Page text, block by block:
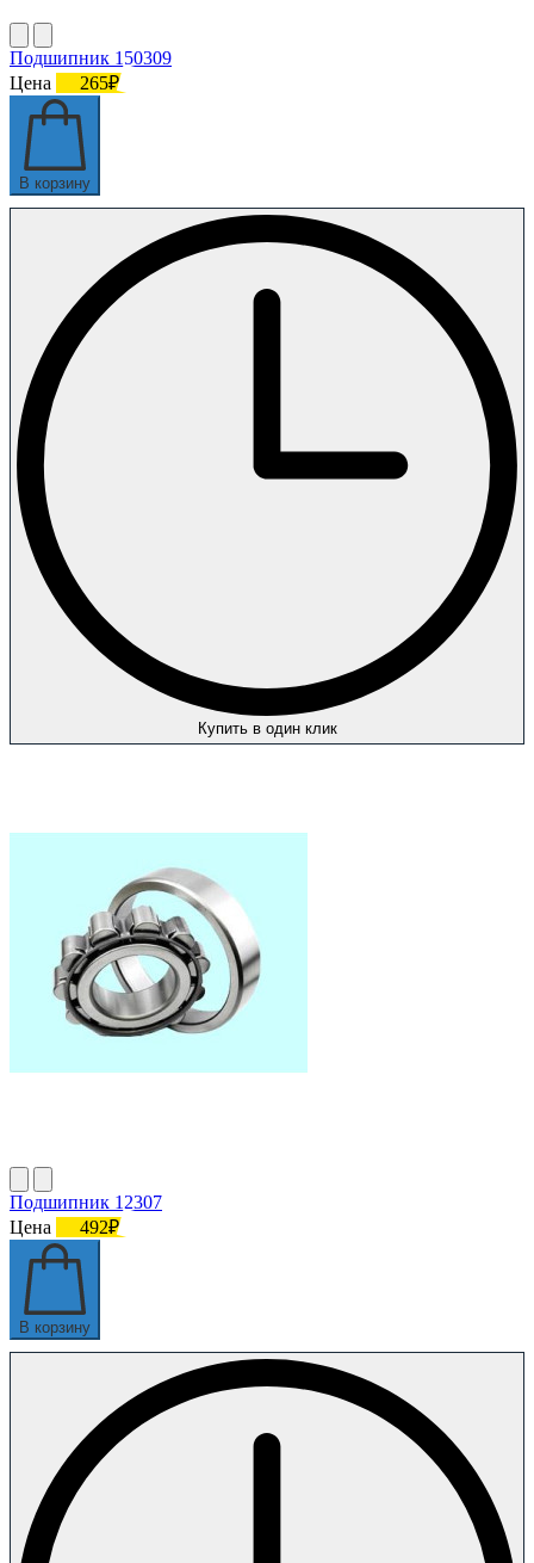
Подшипник 150309
Цена
265₽
В корзину
Купить в один клик
Подшипник 12307
Цена
492₽
В корзину